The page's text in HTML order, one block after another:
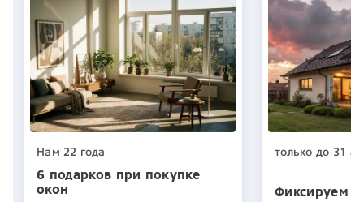
Нам 22 года
6 подарков при покупке
окон
только до 31
Фиксируем